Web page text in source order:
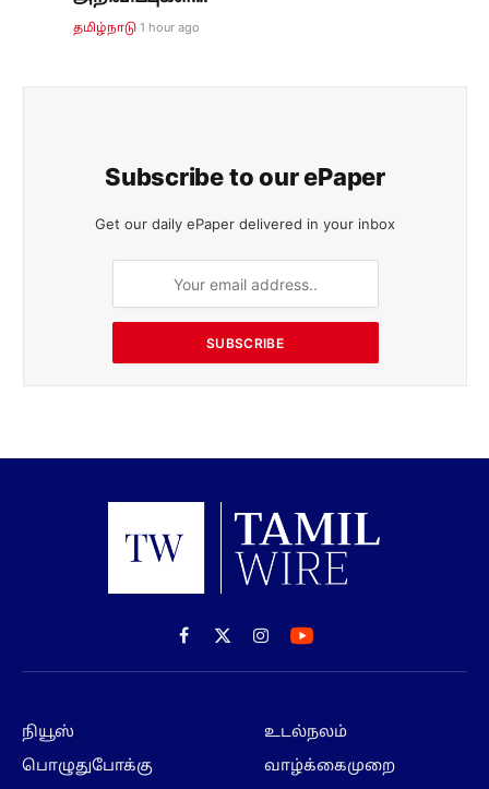
தமிழ்நாடு 1 hour ago
Subscribe to our ePaper
Get our daily ePaper delivered in your inbox
SUBSCRIBE
Facebook
X
(Twitter)
Instagram
நியூஸ்
பொழுதுபோக்கு
உடல்நலம்
வாழ்க்கைமுறை